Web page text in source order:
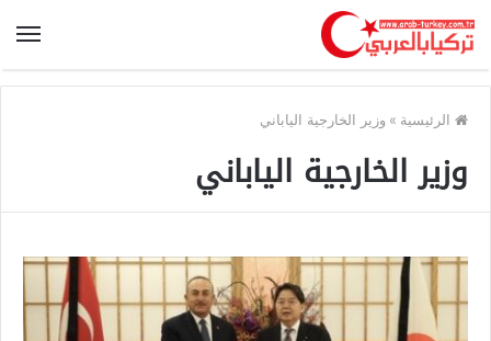
الرئيسية » وزير الخارجية الياباني
وزير الخارجية الياباني